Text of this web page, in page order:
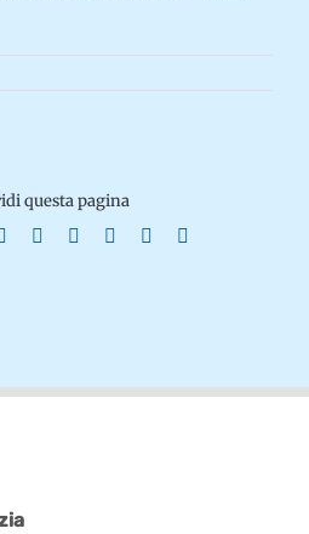
questa pagina
LinkedInWhatsApp
TumblrPinterest